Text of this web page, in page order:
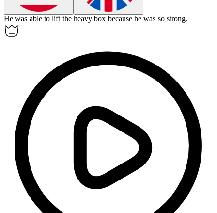
He was able to lift the heavy box because he was so strong.